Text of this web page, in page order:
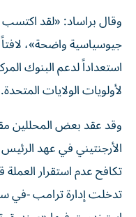
وقال براساد: «لقد
جيوسياسية واضحة»، لافتاً
استعداداً لدعم البنوك
لأولويات الولايات المتحدة.
وقد عقد بعض المحللين
الأرجنتيني في عهد
تكافح عدم استقرار